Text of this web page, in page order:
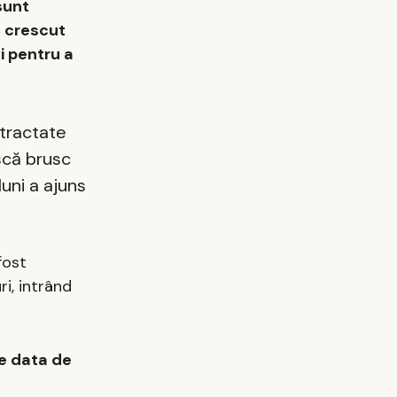
crescut
pentru a
brusc
a ajuns
intrând
data de